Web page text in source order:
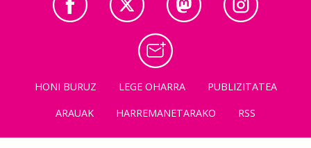
HONI BURUZ LEGE OHARRA
PUBLIZITATEA
ARAUAK
HARREMANETARAKO RSS